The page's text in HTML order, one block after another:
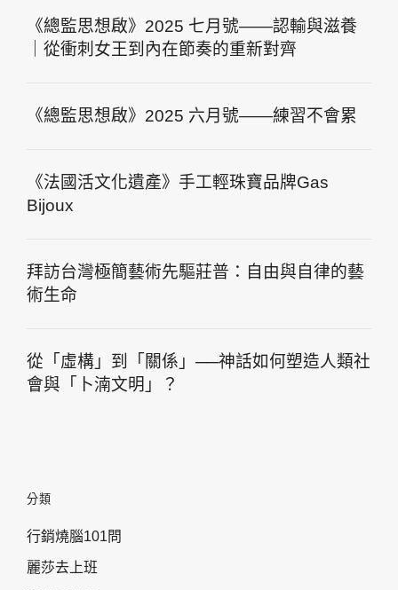
《總監思想啟》2025 七月號——認輸與滋養
｜從衝刺女王到內在節奏的重新對齊
《總監思想啟》2025 六月號——練習不會累
《法國活文化遺產》手工輕珠寶品牌Gas
Bijoux
拜訪台灣極簡藝術先驅莊普：自由與自律的藝
術生命
從「虛構」到「關係」──神話如何塑造人類社
會與「卜湳文明」？
分類
行銷燒腦101問
麗莎去上班